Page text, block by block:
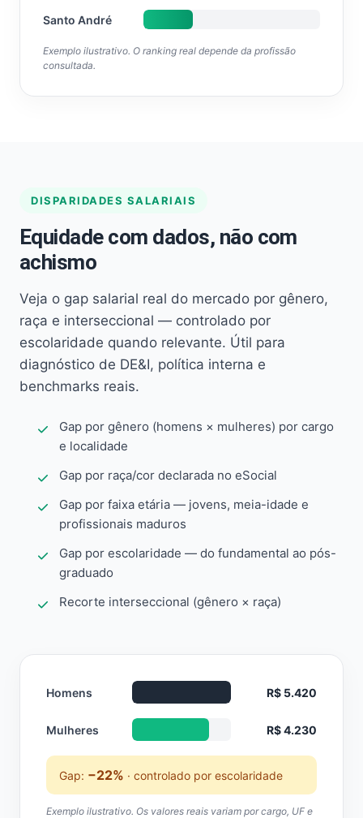
Santo André
Exemplo ilustrativo. O ranking real depende da profissão
consultada.
DISPARIDADES SALARIAIS
Equidade com dados, não com
achismo
Veja o gap salarial real do mercado por gênero,
raça e interseccional — controlado por
escolaridade quando relevante. Útil para
diagnóstico de DE&I, política interna e
benchmarks reais.
Gap por gênero (homens × mulheres) por cargo
e localidade
Gap por raça/cor declarada no eSocial
Gap por faixa etária — jovens, meia-idade e
profissionais maduros
Gap por escolaridade — do fundamental ao pós-
graduado
Recorte interseccional (gênero × raça)
Homens R$ 5.420
Mulheres R$ 4.230
Gap: −22% · controlado por escolaridade
Exemplo ilustrativo. Os valores reais variam por cargo, UF e